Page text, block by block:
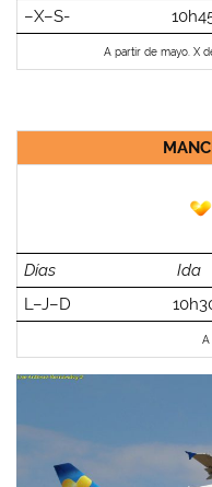
–X–S-
A partir de mayo. X
Días Ida
L–J–D
A